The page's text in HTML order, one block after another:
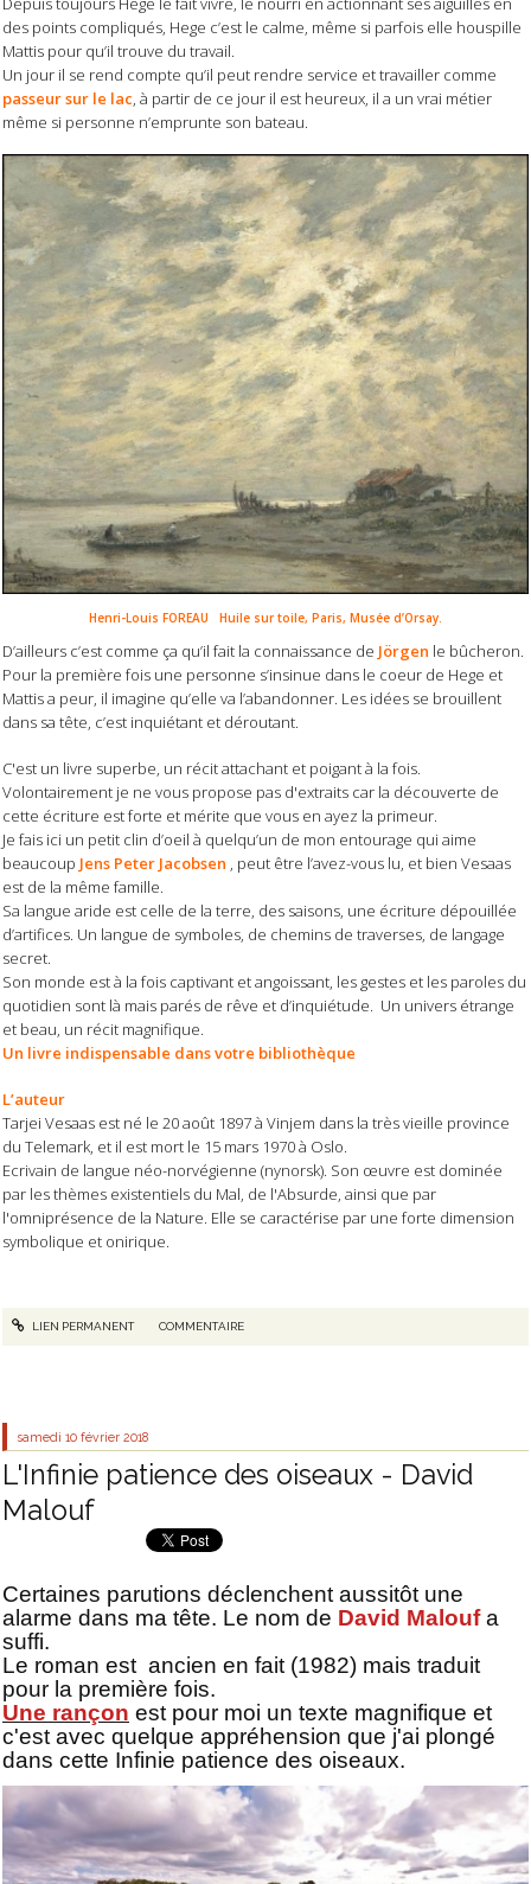
des points compliqués, Hege c’est le calme, même si parfois elle houspille
Mattis pour qu’il trouve du travail.
Un jour il se rend compte qu’il peut rendre service et travailler comme
passeur sur le lac, à partir de ce jour il est heureux, il a un vrai métier
même si personne n’emprunte son bateau.
Henri-Louis FOREAU Huile sur toile, Paris, Musée d’Orsay.
D’ailleurs c’est comme ça qu’il fait la connaissance de Jörgen le bûcheron.
Pour la première fois une personne s’insinue dans le coeur de Hege et
Mattis a peur, il imagine qu’elle va l’abandonner. Les idées se brouillent
dans sa tête, c’est inquiétant et déroutant.
C'est un livre superbe, un récit attachant et poigant à la fois.
Volontairement je ne vous propose pas d'extraits car la découverte de
cette écriture est forte et mérite que vous en ayez la primeur.
Je fais ici un petit clin d’oeil à quelqu’un de mon entourage qui aime
beaucoup Jens Peter Jacobsen , peut être l’avez-vous lu, et bien Vesaas
est de la même famille.
Sa langue aride est celle de la terre, des saisons, une écriture dépouillée
d’artifices. Un langue de symboles, de chemins de traverses, de langage
secret.
Son monde est à la fois captivant et angoissant, les gestes et les paroles du
quotidien sont là mais parés de rêve et d’inquiétude. Un univers étrange
et beau, un récit magnifique.
Un livre indispensable dans votre bibliothèque
L’auteur
Tarjei Vesaas est né le 20 août 1897 à Vinjem dans la très vieille province
du Telemark, et il est mort le 15 mars 1970 à Oslo.
Ecrivain de langue néo-norvégienne (nynorsk). Son œuvre est dominée
par les thèmes existentiels du Mal, de l'Absurde, ainsi que par
l'omniprésence de la Nature. Elle se caractérise par une forte dimension
symbolique et onirique.
LIEN PERMANENT COMMENTAIRE
samedi 10 février 2018
L'Infinie patience des oiseaux - David
Malouf
Certaines parutions déclenchent aussitôt une
alarme dans ma tête. Le nom de David Maloufa
suffi.
Le roman est ancien en fait (1982) mais traduit
pour la première fois.
Une rançon est pour moi un texte magnifique et
c'est avec quelque appréhension que j'ai plongé
dans cette Infinie patience des oiseaux.